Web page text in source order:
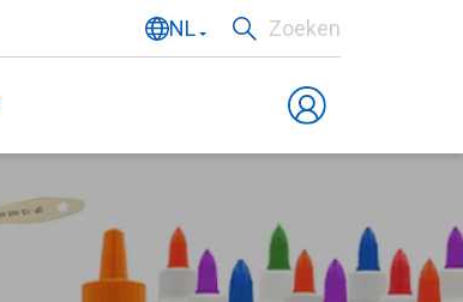
NL
Zoeken